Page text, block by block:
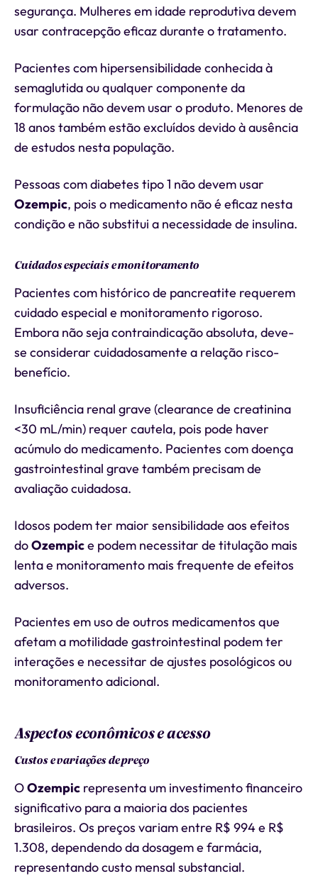
segurança. Mulheres em idade reprodutiva devem
usar contracepção eficaz durante o tratamento.
Pacientes com hipersensibilidade conhecida à
semaglutida ou qualquer componente da
formulação não devem usar o produto. Menores de
18 anos também estão excluídos devido à ausência
de estudos nesta população.
Pessoas com diabetes tipo 1 não devem usar
Ozempic, pois o medicamento não é eficaz nesta
condição e não substitui a necessidade de insulina.
Cuidados especiais e monitoramento
Pacientes com histórico de pancreatite requerem
cuidado especial e monitoramento rigoroso.
Embora não seja contraindicação absoluta, deve-
se considerar cuidadosamente a relação risco-
benefício.
Insuficiência renal grave (clearance de creatinina
<30 mL/min) requer cautela, pois pode haver
acúmulo do medicamento. Pacientes com doença
gastrointestinal grave também precisam de
avaliação cuidadosa.
Idosos podem ter maior sensibilidade aos efeitos
doOzempice podem necessitar de titulação mais
lenta e monitoramento mais frequente de efeitos
adversos.
Pacientes em uso de outros medicamentos que
afetam a motilidade gastrointestinal podem ter
interações e necessitar de ajustes posológicos ou
monitoramento adicional.
Aspectos econômicos e acesso
Custos e variações de preço
OOzempic representa um investimento financeiro
significativo para a maioria dos pacientes
brasileiros. Os preços variam entre R$ 994 e R$
1.308, dependendo da dosagem e farmácia,
representando custo mensal substancial.